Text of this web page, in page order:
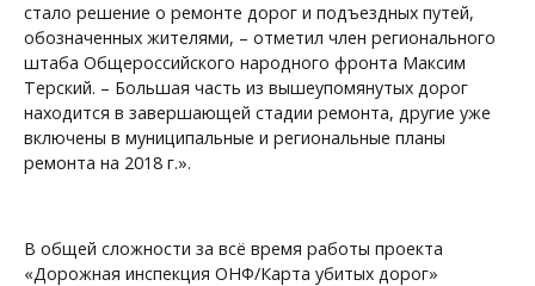
стало решение о ремонте дорог и подъездных путей,
обозначенных жителями, – отметил член регионального
штаба Общероссийского народного фронта Максим
Терский. – Большая часть из вышеупомянутых дорог
находится в завершающей стадии ремонта, другие уже
включены в муниципальные и региональные планы
ремонта на 2018 г.».
В общей сложности за всё время работы проекта
«Дорожная инспекция ОНФ/Карта убитых дорог»